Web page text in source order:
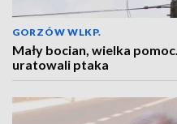
GORZÓW WLKP.
Mały bocian, wielka
uratowali ptaka